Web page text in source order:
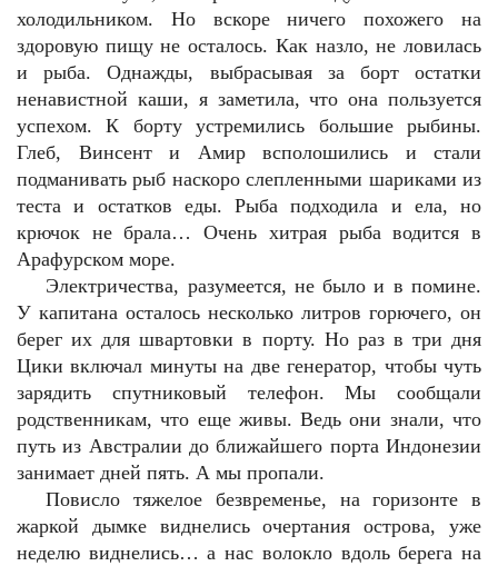
холодильником. Но вскоре ничего похожего на
здоровую пищу не осталось. Как назло, не ловилась
и рыба. Однажды, выбрасывая за борт остатки
ненавистной каши, я заметила, что она пользуется
успехом. К борту устремились большие рыбины.
Глеб, Винсент и Амир всполошились и стали
подманивать рыб наскоро слепленными шариками из
теста и остатков еды. Рыба подходила и ела, но
крючок не брала… Очень хитрая рыба водится в
Арафурском море.
Электричества, разумеется, не было и в помине.
У капитана осталось несколько литров горючего, он
берег их для швартовки в порту. Но раз в три дня
Цики включал минуты на две генератор, чтобы чуть
зарядить спутниковый телефон. Мы сообщали
родственникам, что еще живы. Ведь они знали, что
путь из Австралии до ближайшего порта Индонезии
занимает дней пять. А мы пропали.
Повисло тяжелое безвременье, на горизонте в
жаркой дымке виднелись очертания острова, уже
неделю виднелись… а нас волокло вдоль берега на